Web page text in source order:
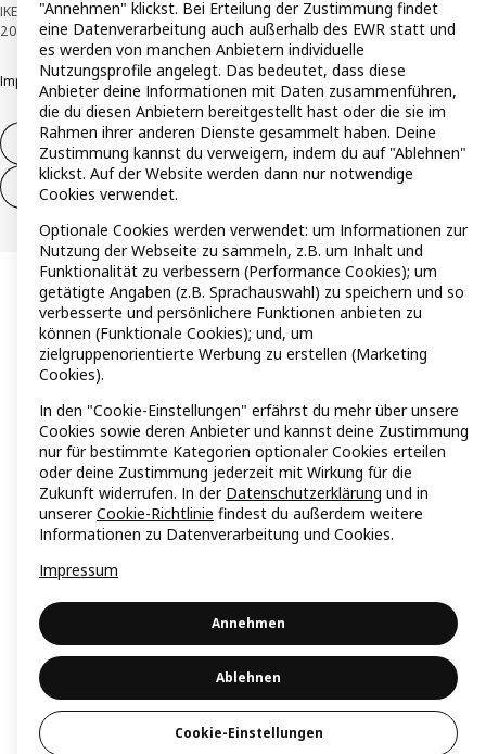
IKEA Österreich - Südring, 2334 Vösendorf © Inter IKEA Systems B.V. 1999-
2026
ImpressumDatenschutzerklärungCookie RichtlinieResponsible Disclosure
Widerruf / Rückgabe
Widerrufsrecht ausüben (Services)
"Annehmen" klickst. Bei Erteilung der Zustimmung findet
eine Datenverarbeitung auch außerhalb des EWR statt und
es werden von manchen Anbietern individuelle
Nutzungsprofile angelegt. Das bedeutet, dass diese
Anbieter deine Informationen mit Daten zusammenführen,
die du diesen Anbietern bereitgestellt hast oder die sie im
Rahmen ihrer anderen Dienste gesammelt haben. Deine
Zustimmung kannst du verweigern, indem du auf "Ablehnen"
klickst. Auf der Website werden dann nur notwendige
Cookies verwendet.
Optionale Cookies werden verwendet: um Informationen zur
Nutzung der Webseite zu sammeln, z.B. um Inhalt und
Funktionalität zu verbessern (Performance Cookies); um
getätigte Angaben (z.B. Sprachauswahl) zu speichern und so
verbesserte und persönlichere Funktionen anbieten zu
können (Funktionale Cookies); und, um
zielgruppenorientierte Werbung zu erstellen (Marketing
Cookies).
In den "Cookie-Einstellungen" erfährst du mehr über unsere
Cookies sowie deren Anbieter und kannst deine Zustimmung
nur für bestimmte Kategorien optionaler Cookies erteilen
oder deine Zustimmung jederzeit mit Wirkung für die
Zukunft widerrufen. In der Datenschutzerklärung und in
unsererCookie-Richtlinie findest du außerdem weitere
Informationen zu Datenverarbeitung und Cookies.
Impressum
Annehmen
Ablehnen
Cookie-Einstellungen